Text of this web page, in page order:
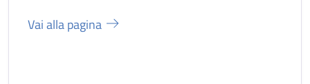
Vai alla pagina